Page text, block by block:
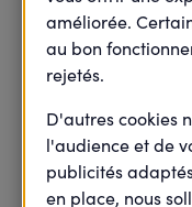
Mis
améliorée.
au bon
rejetés.
D'autres cookies
l'audience et de
publicités
en place, nous